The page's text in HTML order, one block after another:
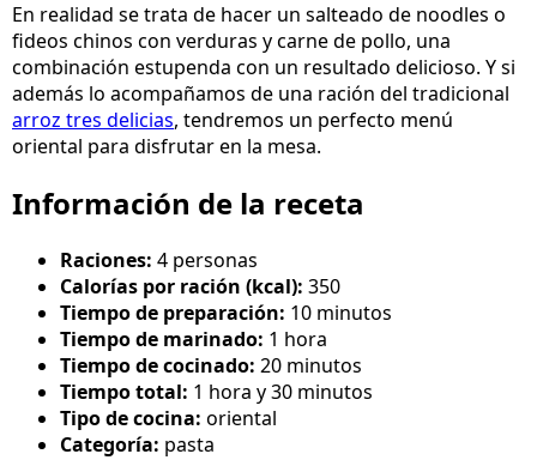
En realidad se trata de hacer un salteado de noodles o
fideos chinos con verduras y carne de pollo, una
combinación estupenda con un resultado delicioso. Y si
además lo acompañamos de una ración del tradicional
arroz tres delicias, tendremos un perfecto menú
oriental para disfrutar en la mesa.
Información de la receta
Raciones: 4 personas
Calorías por ración (kcal): 350
Tiempo de preparación: 10 minutos
Tiempo de marinado: 1 hora
Tiempo de cocinado: 20 minutos
Tiempo total: 1 hora y 30 minutos
Tipo de cocina: oriental
Categoría: pasta